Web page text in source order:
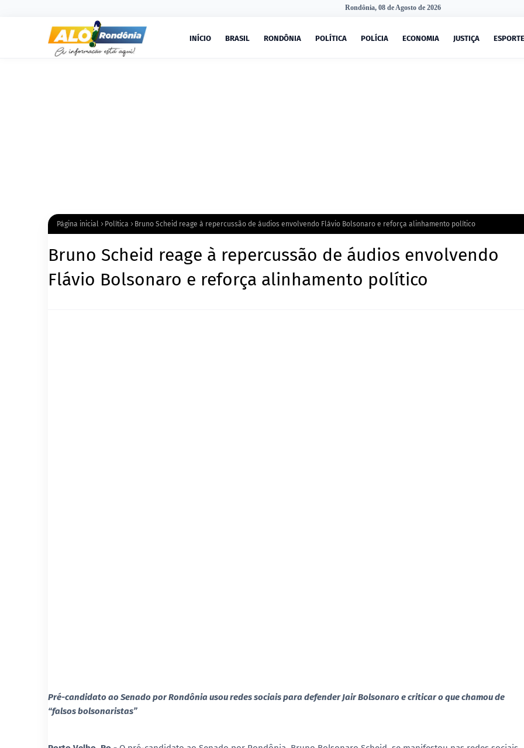
Rondônia, 08 de Agosto de 2026
INÍCIO BRASIL RONDÔNIA POLÍTICA POLÍCIA ECONOMIA JUSTIÇA ESPORTE
Página inicial Política Bruno Scheid reage à repercussão de áudios envolvendo Flávio Bolsonaro e reforça alinhamento político
Bruno Scheid reage à repercussão de áudios envolvendo
Flávio Bolsonaro e reforça alinhamento político
Pré-candidato ao Senado por Rondônia usou redes sociais para defender Jair Bolsonaro e criticar o que chamou de
“falsos bolsonaristas”